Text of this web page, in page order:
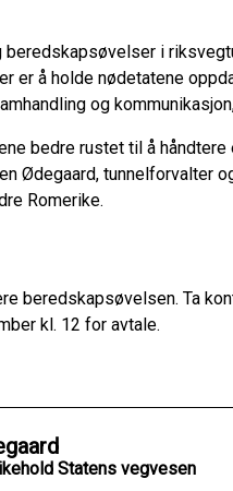
i
er å holde nødetatene
og
bedre rustet til å håndtere
Ødegaard, tunnelforvalter
Romerike.
beredskapsøvelsen. Ta
kl. 12 for avtale.
Statens vegvesen